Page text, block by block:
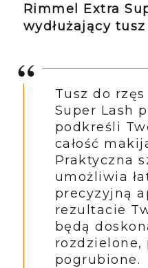
Rimmel Extra
wydłużający
Tusz do
Super Lash
podkreśli
całość
Praktyczna
umożliwia
precyzyjną
rezultacie
będą
rozdzielone,
pogrubione.